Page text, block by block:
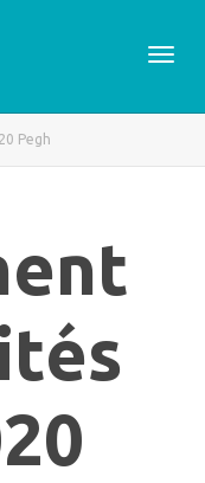
Pegh